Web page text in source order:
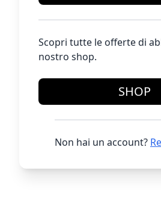
Scopri tutte le offerte di
nostro shop.
SHOP
Non hai un account?